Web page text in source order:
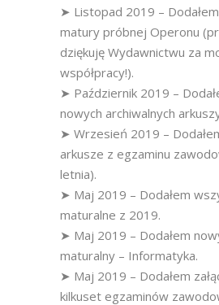
➤ Listopad 2019 –
matury próbnej Operonu
dziękuję Wydawnictwu za
współpracy!).
➤ Październik 2019 –
nowych archiwalnych
➤ Wrzesień 2019 –
arkusze z egzaminu
letnia).
➤ Maj 2019 – Dodałem
maturalne z 2019.
➤ Maj 2019 – Dodałem
maturalny – Informatyka.
➤ Maj 2019 – Dodałem
kilkuset egzaminów